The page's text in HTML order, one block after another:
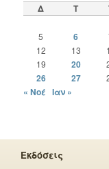
Δ Τ
5 6
12 13
19 20
26
27
« Νοέ Ιαν »
Εκδόσεις